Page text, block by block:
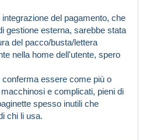
at 12:12
del pagamento, che
gestione esterna, sarebbe stata
del pacco/busta/lettera
nella home dell'utente, spero
essere come più o
e complicati, pieni di
spesso inutili che
chi li usa.